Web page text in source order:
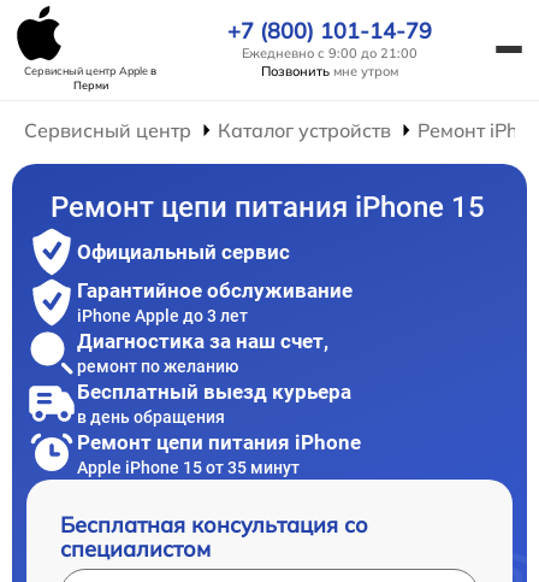
Сервисный центр Appleв
Перми
+7 (800) 101-14-79
Ежедневно с 9:00 до 21:00
Позвонить мне утром
Сервисный центр Каталог устройств Ремонт
Ремонт цепи питания iPhone 15
Официальный сервис
Гарантийное обслуживание
iPhone Apple до 3 лет
Диагностика за наш счет,
ремонт по желанию
Бесплатный выезд курьера
в день обращения
Ремонт цепи питания iPhone
Apple iPhone 15 от 35 минут
Бесплатная консультация со
специалистом